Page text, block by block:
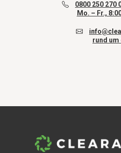
0800 250 270
Mo. – Fr.,
rund um